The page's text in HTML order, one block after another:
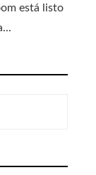
está listo